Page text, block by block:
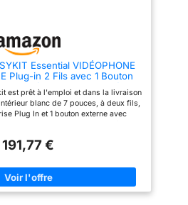
audio/vidéo avec 2 boutons et
couvercle résistant à la pluie, 2
alimentations 24 V DC avec
prises interchangeables (UE,
BS, US, AU), complet avec
supports de montage pour
montage en surface
Essential VIDÉOPHONE
Plug-in 2 Fils avec 1 Bouton
Mains Libres
est prêt à l'emploi et dans la livraison
blanc de 7 pouces, à deux fils,
Plug In et 1 bouton externe avec
mural blanc, 7 pouces en couleur,
porte, réponse/intercom, allumage
luminosité et couleur d'image
x 14 x 26,5 cm) Bouton extérieur :
191,77 €